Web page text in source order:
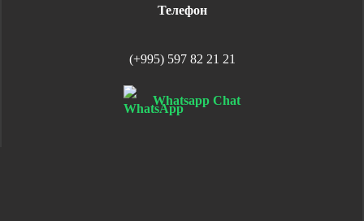
Телефон
(+995) 597 82 21 21
Whatsapp Chat